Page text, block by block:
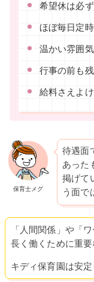
希望休は必
ほぼ毎日定
温かい雰囲
行事の前も
給料さえよ
保育士メグ
待遇面
あった
掲げて
う面で
「人間関係」や「
長く働くために重要
キディ保育園は安